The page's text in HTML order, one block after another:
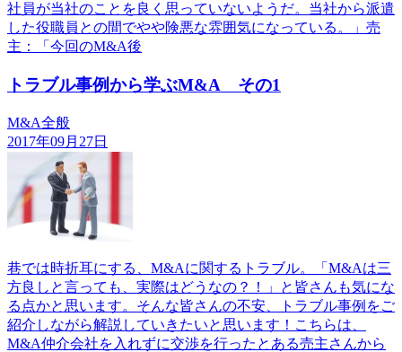
社員が当社のことを良く思っていないようだ。当社から派遣
した役職員との間でやや険悪な雰囲気になっている。」売
主：「今回のM&A後
トラブル事例から学ぶM&A その1
M&A全般
2017年09月27日
巷では時折耳にする、M&Aに関するトラブル。「M&Aは三
方良しと言っても、実際はどうなの？！」と皆さんも気にな
る点かと思います。そんな皆さんの不安、トラブル事例をご
紹介しながら解説していきたいと思います！こちらは、
M&A仲介会社を入れずに交渉を行ったとある売主さんから